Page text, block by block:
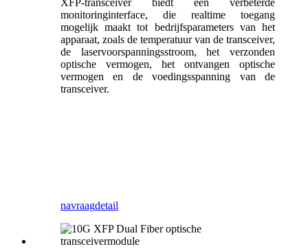
monitoringinterface, die realtime toegang
mogelijk maakt tot bedrijfsparameters van het
apparaat, zoals de temperatuur van de transceiver,
de laservoorspanningsstroom, het verzonden
optische vermogen, het ontvangen optische
vermogen en de voedingsspanning van de
transceiver.
navraagdetail